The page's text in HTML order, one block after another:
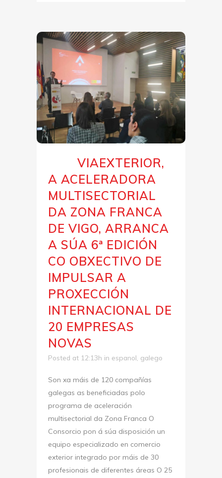
VIAEXTERIOR,
A ACELERADORA
MULTISECTORIAL
DA ZONA FRANCA
DE VIGO, ARRANCA
A SÚA 6ª EDICIÓN
CO OBXECTIVO DE
IMPULSAR A
PROXECCIÓN
INTERNACIONAL DE
20 EMPRESAS
NOVAS
Posted at 12:13h in espanol, galego
Son xa máis de 120 compañías
galegas as beneficiadas polo
programa de aceleración
multisectorial da Zona Franca O
Consorcio pon á súa disposición un
equipo especializado en comercio
exterior integrado por máis de 30
profesionais de diferentes áreas O 25